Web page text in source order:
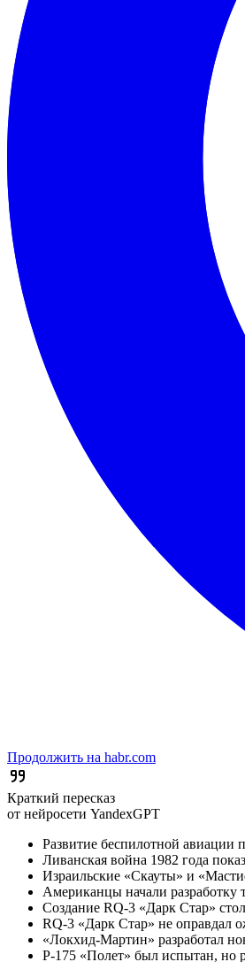
Продолжить на habr.com
Краткий пересказ
от нейросети YandexGPT
Развитие беспилотной авиации
Ливанская война 1982 года
Израильские «Скауты» и
Американцы начали разработку
Создание RQ-3 «Дарк Стар»
RQ-3 «Дарк Стар» не оправдал
«Локхид-Мартин» разработал
Р-175 «Полет» был испытан, но